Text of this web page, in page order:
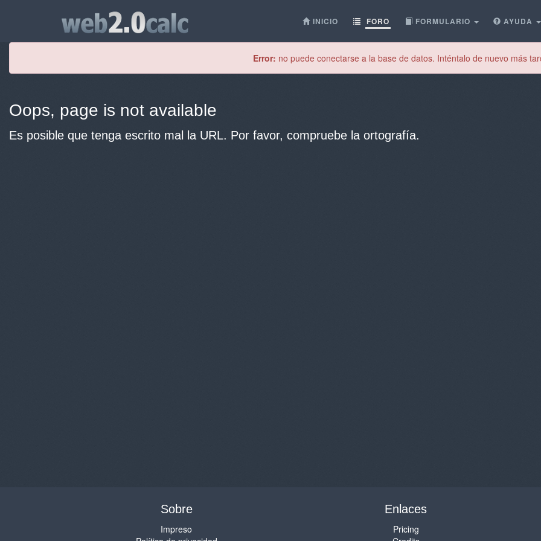
INICIO FORO FORMULARIO AYUDA
Error: no puede conectarse a la base de datos. Inténtalo de nuevo más
Oops, page is not available
Es posible que tenga escrito mal la URL. Por favor, compruebe la ortografía.
Sobre
Impreso
Enlaces
Pricing